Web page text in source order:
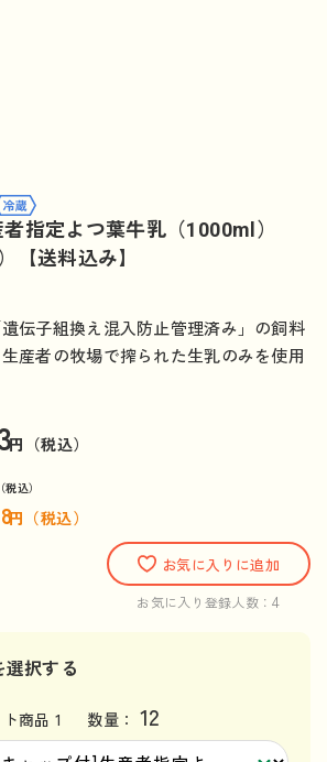
指定よつ葉牛乳（1000ml）
【送料込み】
伝子組換え混入防止管理済み」の飼料
産者の牧場で搾られた生乳のみを使用
円（税込）
税込）
円（税込）
お気に入りに追加
お気に入り登録人数：4
選択する
商品 1 数量： 12